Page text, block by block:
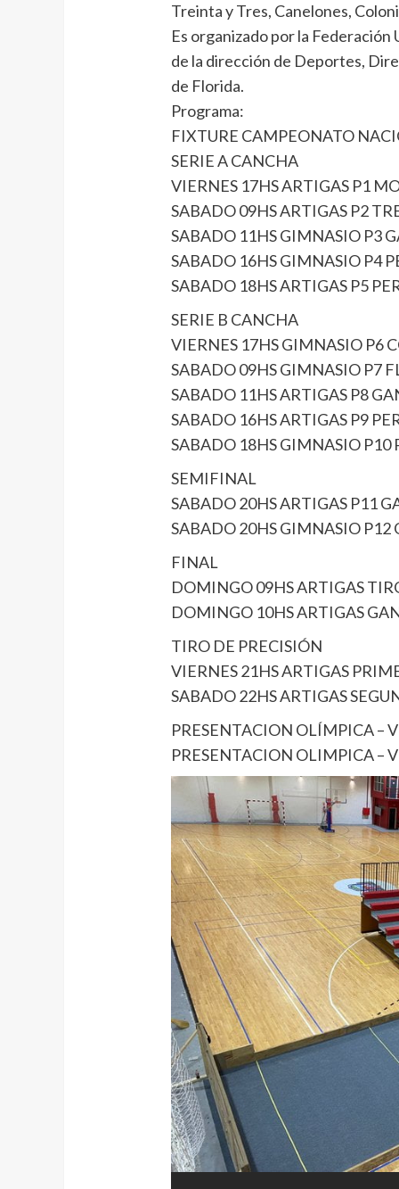
Treinta y Tres, Canelones,
Es organizado por la
de la dirección de Deportes,
de Florida.
Programa:
FIXTURE CAMPEONATO
SERIE A CANCHA
VIERNES 17HS ARTIGAS P1
SABADO 09HS ARTIGAS P2
SABADO 11HS GIMNASIO P3
SABADO 16HS GIMNASIO P4
SABADO 18HS ARTIGAS P5
SERIE B CANCHA
VIERNES 17HS GIMNASIO P6
SABADO 09HS GIMNASIO P7
SABADO 11HS ARTIGAS P8
SABADO 16HS ARTIGAS P9
SABADO 18HS GIMNASIO P10
SEMIFINAL
SABADO 20HS ARTIGAS P11
SABADO 20HS GIMNASIO P12
FINAL
DOMINGO 09HS ARTIGAS
DOMINGO 10HS ARTIGAS
TIRO DE PRECISIÓN
VIERNES 21HS ARTIGAS
SABADO 22HS ARTIGAS
PRESENTACION OLÍMPICA –
PRESENTACION OLIMPICA –